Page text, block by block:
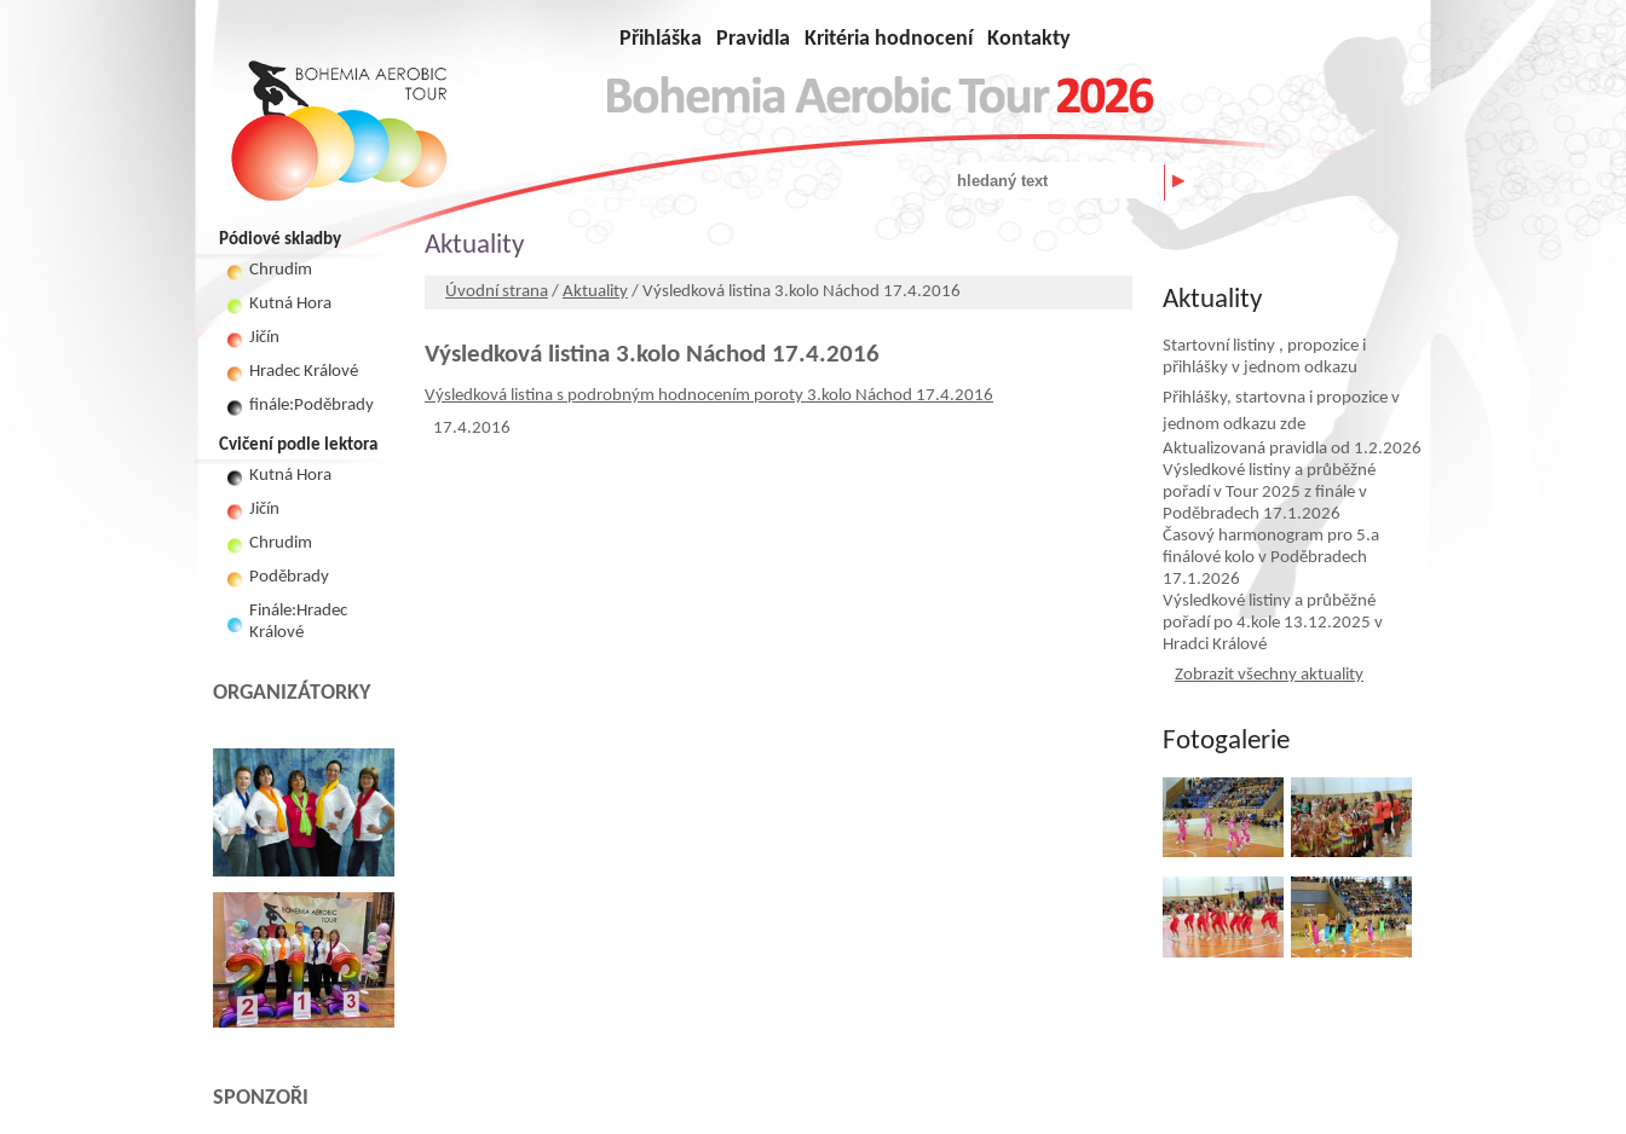
Přihláška Pravidla Kritéria hodnocení Kontakty
Pódiové skladby
Chrudim
Kutná Hora
Jičín
Hradec Králové
finále:Poděbrady
Cvičení podle lektora
Kutná Hora
Jičín
Chrudim
Poděbrady
Finále:Hradec
Králové
ORGANIZÁTORKY
SPONZOŘI
Aktuality
Úvodní strana / Aktuality / Výsledková listina 3.kolo Náchod 17.4.2016
Výsledková listina 3.kolo Náchod 17.4.2016
Výsledková listina s podrobným hodnocením poroty 3.kolo Náchod 17.4.2016
17.4.2016
Aktuality
Startovní listiny , propozice i
přihlášky v jednom odkazu
Přihlášky, startovna i propozice v
jednom odkazu zde
Aktualizovaná pravidla od 1.2.2026
Výsledkové listiny a průběžné
pořadí v Tour 2025 z finále v
Poděbradech 17.1.2026
Časový harmonogram pro 5.a
finálové kolo v Poděbradech
17.1.2026
Výsledkové listiny a průběžné
pořadí po 4.kole 13.12.2025 v
Hradci Králové
Zobrazit všechny aktuality
Fotogalerie